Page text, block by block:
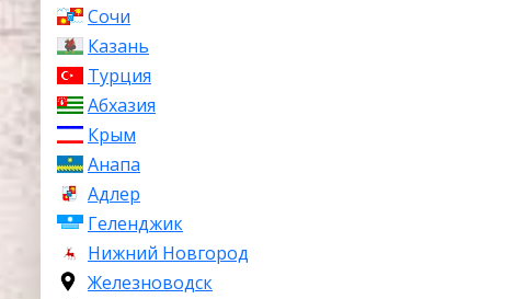
Сочи
Казань
Турция
Абхазия
Крым
Анапа
Адлер
Геленджик
Нижний Новгород
Железноводск